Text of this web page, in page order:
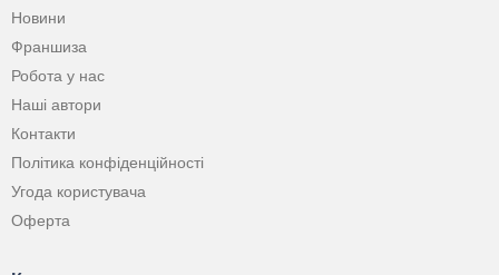
Новини
Франшиза
Робота у нас
Наші автори
Контакти
Політика конфіденційності
Угода користувача
Оферта